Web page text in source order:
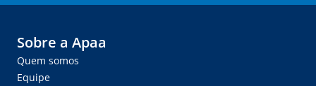
Sobre a Apaa
Quem somos
Equipe